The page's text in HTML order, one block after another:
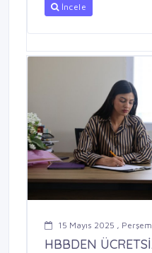
İncele
15 Mayıs 2025 ,
HBBDEN